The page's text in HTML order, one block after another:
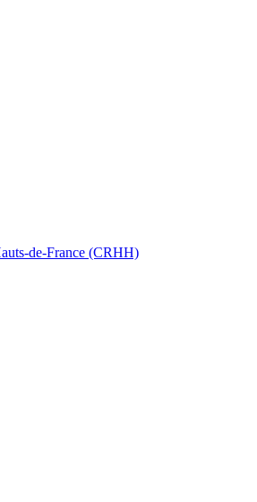
de-France (CRHH)